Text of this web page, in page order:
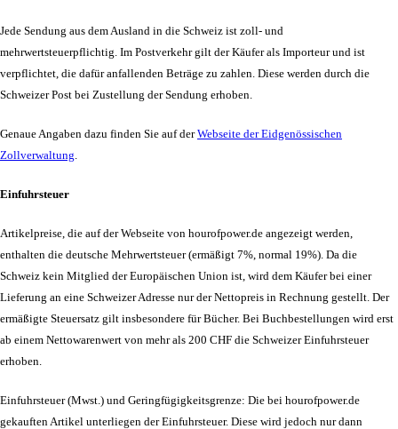
Jede Sendung aus dem Ausland in die Schweiz ist zoll- und
mehrwertsteuerpflichtig. Im Postverkehr gilt der Käufer als Importeur und ist
verpflichtet, die dafür anfallenden Beträge zu zahlen. Diese werden durch die
Schweizer Post bei Zustellung der Sendung erhoben.
Genaue Angaben dazu finden Sie auf derWebseite der Eidgenössischen
Zollverwaltung.
Einfuhrsteuer
Artikelpreise, die auf der Webseite von hourofpower.de angezeigt werden,
enthalten die deutsche Mehrwertsteuer (ermäßigt 7%, normal 19%). Da die
Schweiz kein Mitglied der Europäischen Union ist, wird dem Käufer bei einer
Lieferung an eine Schweizer Adresse nur der Nettopreis in Rechnung gestellt. Der
ermäßigte Steuersatz gilt insbesondere für Bücher. Bei Buchbestellungen wird erst
ab einem Nettowarenwert von mehr als 200 CHF die Schweizer Einfuhrsteuer
erhoben.
Einfuhrsteuer (Mwst.) und Geringfügigkeitsgrenze: Die bei hourofpower.de
gekauften Artikel unterliegen der Einfuhrsteuer. Diese wird jedoch nur dann